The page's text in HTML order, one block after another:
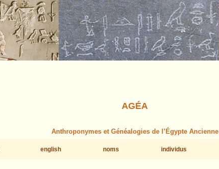
AGÉA
Anthroponymes et Généalogies de l’Égypte Ancienne
english noms individus